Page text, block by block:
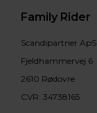
Family Rider
Scandipartner ApS
Fjeldhammervej 6
2610 Rødovre
CVR: 34738165